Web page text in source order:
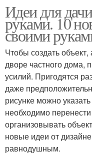
Идеи для
руками. 10
своими
Чтобы создать
дворе частного дома,
усилий. Пригодятся
даже
рисунке можно
необходимо
организовывать
новые идеи от
равнодушным.